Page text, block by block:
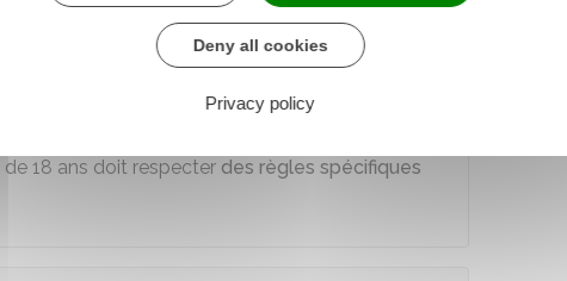
de moins de 16 ans ?
18 ans doit respecter des règles spécifiques
Deny all cookies
Privacy policy